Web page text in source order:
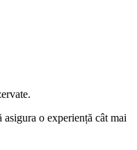
o experiență cât mai